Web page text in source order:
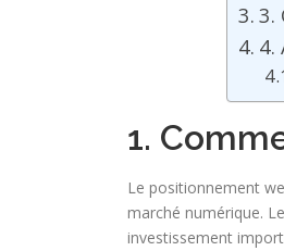
3.
4.
1.
Le positionnement
marché numérique.
investissement